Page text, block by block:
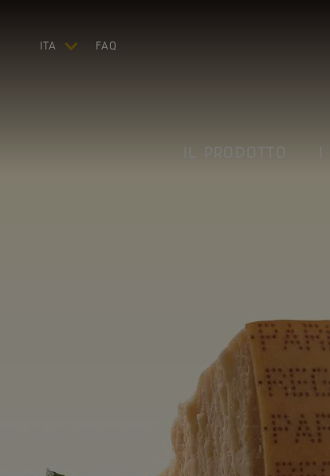
IL PRODOTTO I
ITA
FAQ
Partecipa al concorso acquistando almeno 40 € di Parmigiano